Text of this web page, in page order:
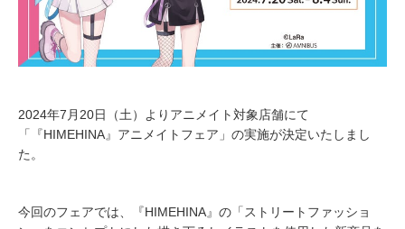
2024年7月20日（土）よりアニメイト対象店舗にて
「『HIMEHINA』アニメイトフェア」の実施が決定いたしまし
た。
今回のフェアでは、『HIMEHINA』の「ストリートファッショ